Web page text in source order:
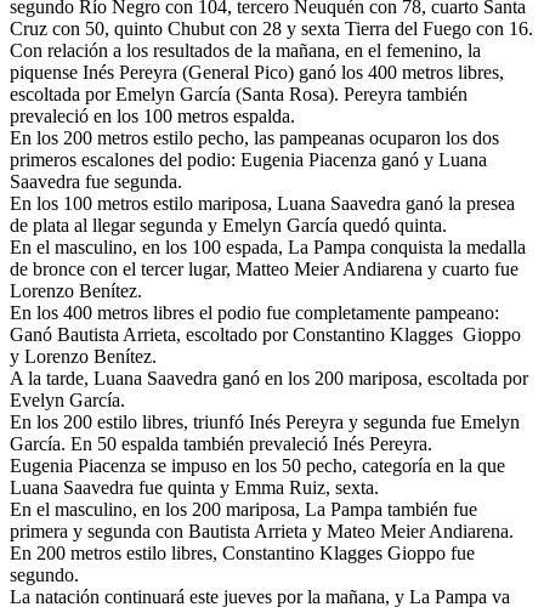
segundo Río Negro con 104, tercero Neuquén con 78, cuarto Santa
Cruz con 50, quinto Chubut con 28 y sexta Tierra del Fuego con 16.
Con relación a los resultados de la mañana, en el femenino, la
piquense Inés Pereyra (General Pico) ganó los 400 metros libres,
escoltada por Emelyn García (Santa Rosa). Pereyra también
prevaleció en los 100 metros espalda.
En los 200 metros estilo pecho, las pampeanas ocuparon los dos
primeros escalones del podio: Eugenia Piacenza ganó y Luana
Saavedra fue segunda.
En los 100 metros estilo mariposa, Luana Saavedra ganó la presea
de plata al llegar segunda y Emelyn García quedó quinta.
En el masculino, en los 100 espada, La Pampa conquista la medalla
de bronce con el tercer lugar, Matteo Meier Andiarena y cuarto fue
Lorenzo Benítez.
En los 400 metros libres el podio fue completamente pampeano:
Ganó Bautista Arrieta, escoltado por Constantino Klagges Gioppo
y Lorenzo Benítez.
A la tarde, Luana Saavedra ganó en los 200 mariposa, escoltada por
Evelyn García.
En los 200 estilo libres, triunfó Inés Pereyra y segunda fue Emelyn
García. En 50 espalda también prevaleció Inés Pereyra.
Eugenia Piacenza se impuso en los 50 pecho, categoría en la que
Luana Saavedra fue quinta y Emma Ruiz, sexta.
En el masculino, en los 200 mariposa, La Pampa también fue
primera y segunda con Bautista Arrieta y Mateo Meier Andiarena.
En 200 metros estilo libres, Constantino Klagges Gioppo fue
segundo.
La natación continuará este jueves por la mañana, y La Pampa va